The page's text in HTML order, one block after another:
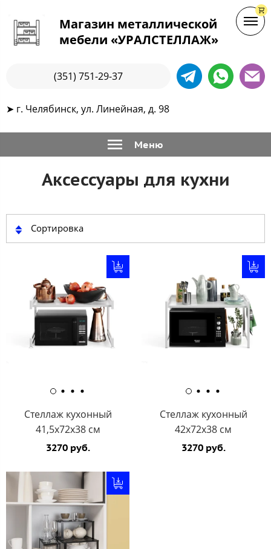
Магазин металлической
мебели «УРАЛСТЕЛЛАЖ»
(351) 751-29-37
➤ г. Челябинск, ул. Линейная, д. 98
Меню
Аксессуары для кухни
Сортировка
Стеллаж кухонный
41,5х72х38 см
3270 руб.
Стеллаж кухонный
42х72х38 см
3270 руб.